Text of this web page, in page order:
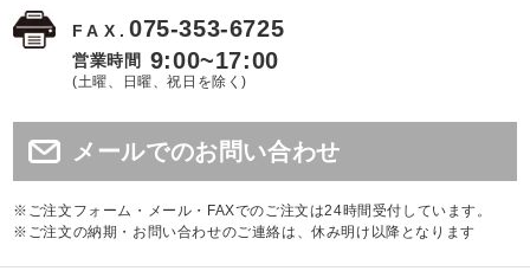
FAX.075-353-6725
営業時間 9:00~17:00
(土曜、日曜、祝日を除く)
メールでのお問い合わせ
※ご注文フォーム・メール・FAXでのご注文は24時間受付しています。
※ご注文の納期・お問い合わせのご連絡は、休み明け以降となります